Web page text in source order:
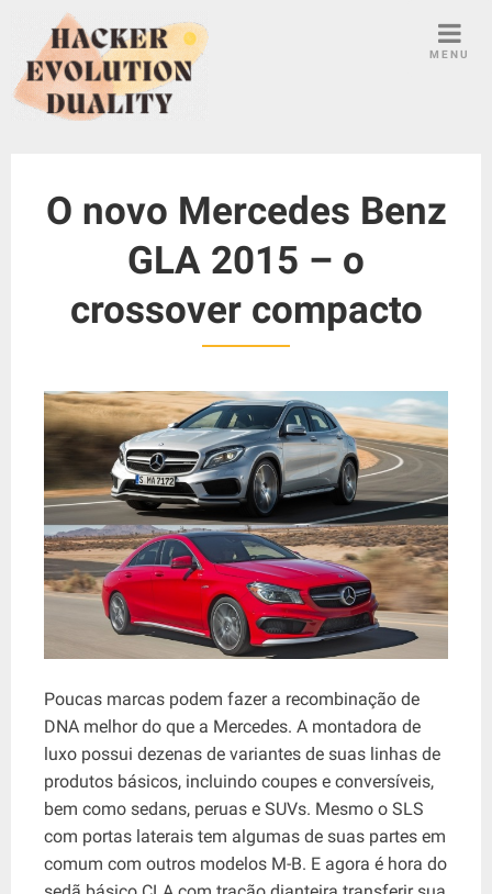
MENU
O novo Mercedes Benz
GLA 2015 – o
crossover compacto
Poucas marcas podem fazer a recombinação de
DNA melhor do que a Mercedes. A montadora de
luxo possui dezenas de variantes de suas linhas de
produtos básicos, incluindo coupes e conversíveis,
bem como sedans, peruas e SUVs. Mesmo o SLS
com portas laterais tem algumas de suas partes em
comum com outros modelos M-B. E agora é hora do